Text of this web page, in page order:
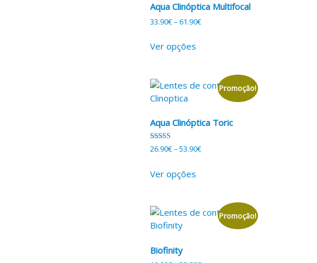
Aqua Clinóptica Multifocal
33.90€– 61.90€
Ver opções
Promoção!
Aqua Clinóptica Toric
Avaliação
5.00
26.90€–53.90€
Ver opções
Promoção!
Biofinity